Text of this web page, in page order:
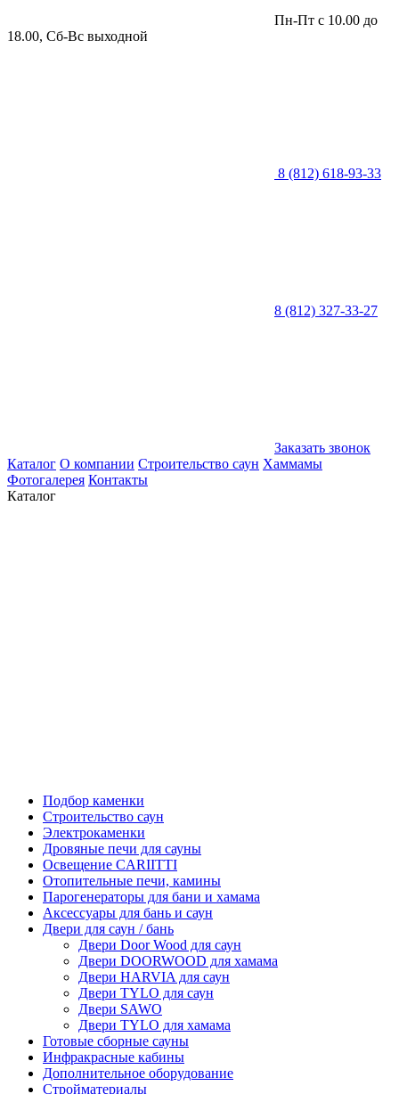
Пн-Пт с 10.00 до
18.00, Сб-Вс выходной
8 (812) 618-93-33
8 (812) 327-33-27
Заказать звонок
Каталог О компании Строительство саун Хаммамы
Фотогалерея Контакты
Каталог
Подбор каменки
Строительство саун
Электрокаменки
Дровяные печи для сауны
Освещение CARIITTI
Отопительные печи, камины
Парогенераторы для бани и хамама
Аксессуары для бань и саун
Двери для саун / бань
Двери Door Wood для саун
Двери DOORWOOD для хамама
Двери HARVIA для саун
Двери TYLO для саун
Двери SAWO
Двери TYLO для хамама
Готовые сборные сауны
Инфракрасные кабины
Дополнительное оборудование
Стройматериалы